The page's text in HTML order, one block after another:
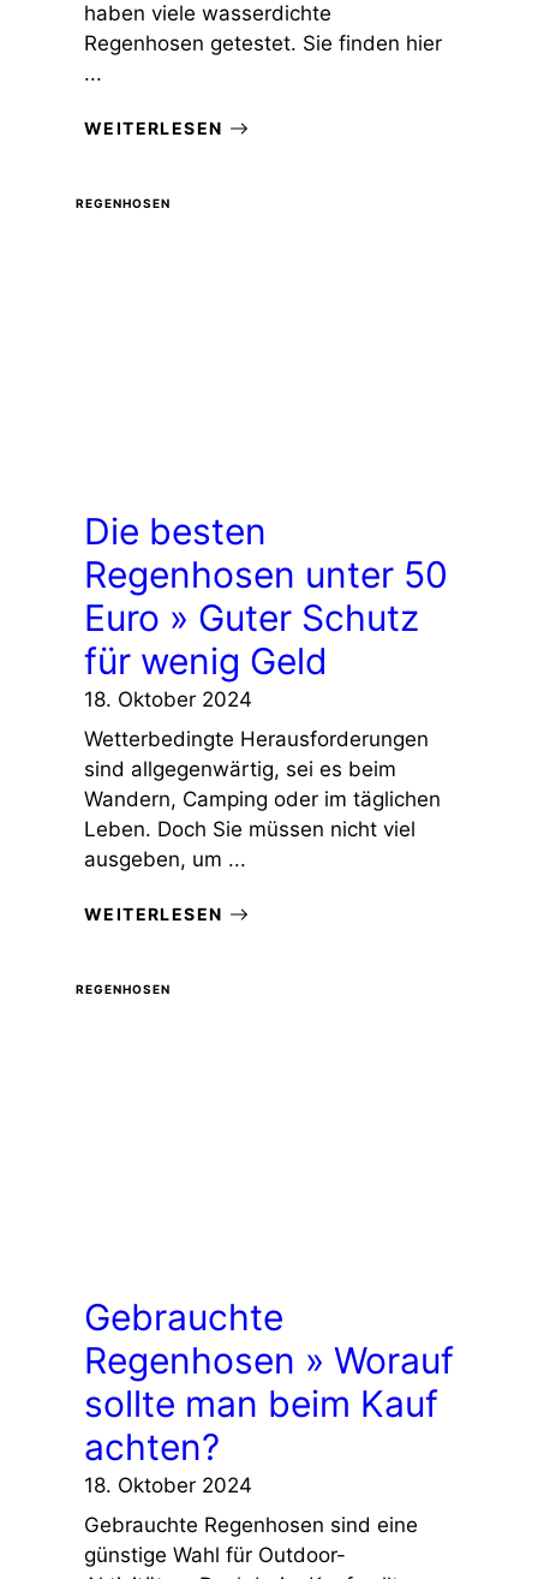
haben viele wasserdichte
Regenhosen getestet. Sie finden hier
...
WEITERLESEN
REGENHOSEN
Die besten
Regenhosen unter 50
Euro » Guter Schutz
für wenig Geld
18. Oktober 2024
Wetterbedingte Herausforderungen
sind allgegenwärtig, sei es beim
Wandern, Camping oder im täglichen
Leben. Doch Sie müssen nicht viel
ausgeben, um ...
WEITERLESEN
REGENHOSEN
Gebrauchte
Regenhosen » Worauf
sollte man beim Kauf
achten?
18. Oktober 2024
Gebrauchte Regenhosen sind eine
günstige Wahl für Outdoor-